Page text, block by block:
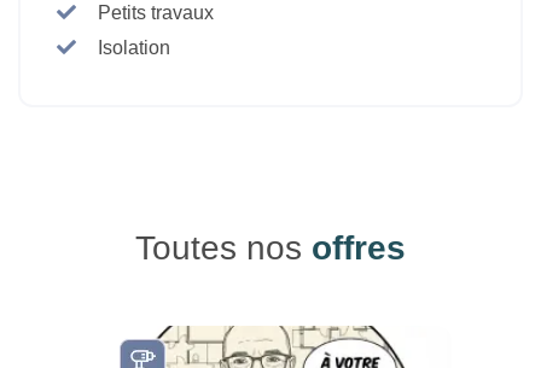
Petits travaux
Isolation
Toutes nos offres